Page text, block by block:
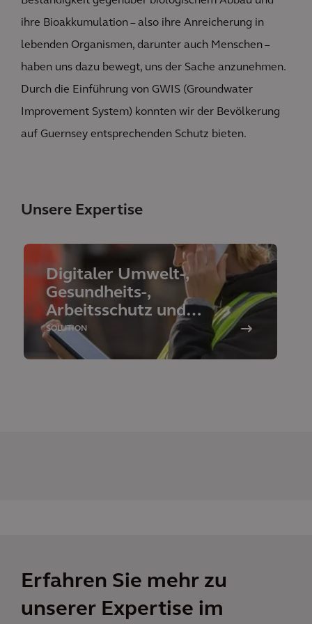
ihre Bioakkumulation – also ihre Anreicherung in
lebenden Organismen, darunter auch Menschen –
haben uns dazu bewegt, uns der Sache anzunehmen.
Durch die Einführung von GWIS (Groundwater
Improvement System) konnten wir der Bevölkerung
auf Guernsey entsprechenden Schutz bieten.
Unsere Expertise
Digitaler Umwelt-,
Gesundheits-,
Arbeitsschutz und
Nachhaltigkeit
SOLUTION
Erfahren Sie mehr zu
unserer Expertise im